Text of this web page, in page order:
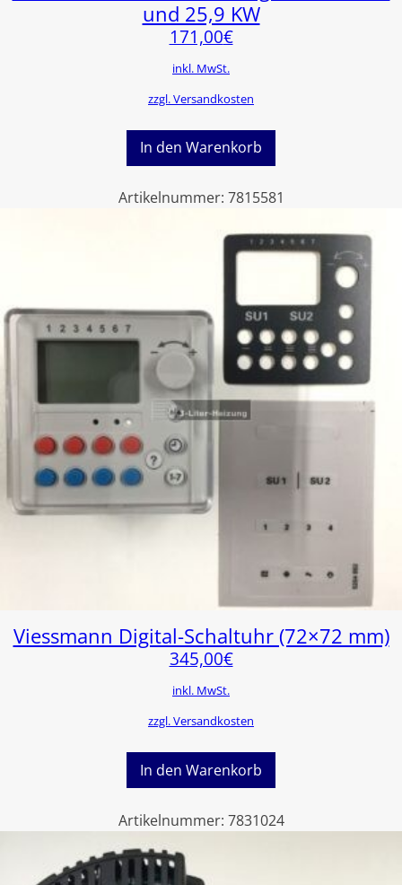
und 25,9 KW
171,00€
inkl. MwSt.
zzgl. Versandkosten
In den Warenkorb
Artikelnummer: 7815581
Viessmann Digital-Schaltuhr (72×72 mm)
345,00€
inkl. MwSt.
zzgl. Versandkosten
In den Warenkorb
Artikelnummer: 7831024